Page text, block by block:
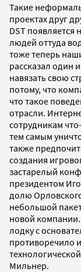
Такие
проектах друг
DST появляется
людей оттуда
тоже теперь
рассказал один
навязать свою
потому, что
что такое
отрасли.
сотрудникам
тем самым
также
создания
застарелый
президентом
долю
небольшой
новой
лодку с
противоречило
Мильнер.